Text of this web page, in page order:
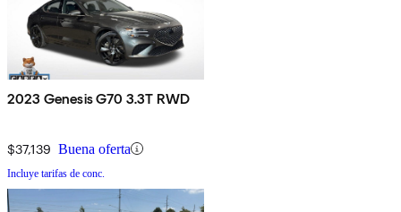
2023 Genesis G70 3.3T RWD
$37,139 Buena oferta
Incluye tarifas de conc.